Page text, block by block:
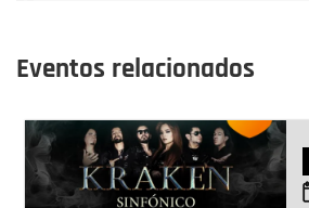
Eventos relacionados